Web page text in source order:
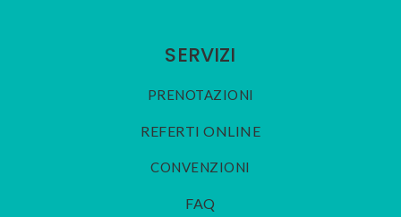
SERVIZI
PRENOTAZIONI
REFERTI ONLINE
CONVENZIONI
FAQ